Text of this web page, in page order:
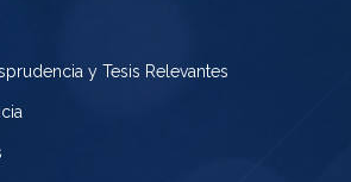
y Tesis Relevantes